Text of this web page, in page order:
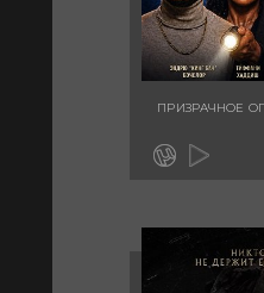
ПРИЗРАЧНОЕ